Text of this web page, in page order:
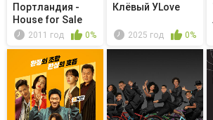
Портландия -
House for Sale
2011 год 0%
Клёвый УLove
2025 год 0%